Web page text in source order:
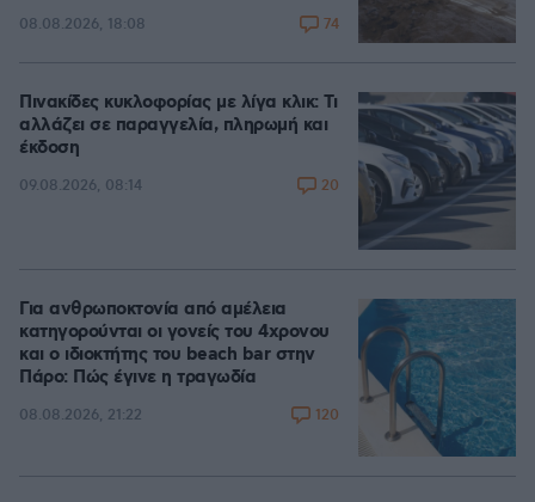
08.08.2026, 18:08 74
Πινακίδες κυκλοφορίας με λίγα κλικ: Τι
αλλάζει σε παραγγελία, πληρωμή και
έκδοση
09.08.2026, 08:14 20
Για ανθρωποκτονία από αμέλεια
κατηγορούνται οι γονείς του 4χρονου
και ο ιδιοκτήτης του beach bar στην
Πάρο: Πώς έγινε η τραγωδία
08.08.2026, 21:22 120